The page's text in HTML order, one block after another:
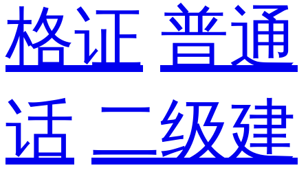
格证 普通
话 二级建